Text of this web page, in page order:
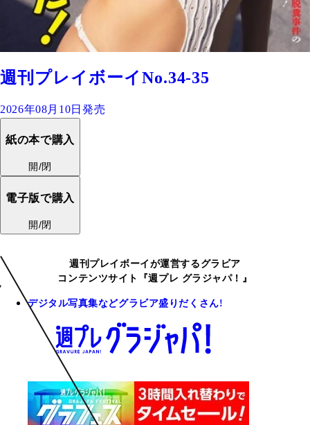
週刊プレイボーイNo.34-35
2026年08月10日発売
紙の本で購入
開/閉
電子版で購入
開/閉
週刊プレイボーイが運営するグラビア
コンテンツサイト『週プレ グラジャパ！』
デジタル写真集などグラビア盛りだくさん!